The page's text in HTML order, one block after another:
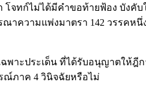
จทก์ไม่ได้มีคำขอท้ายฟ้อง บังคับ
าความแพ่งมาตรา 142 วรรคห
าะประเด็น ที่ได้รับอนุญาตให้ฎีก
ณ์ภาค 4 วินิจฉัยหรือไม่